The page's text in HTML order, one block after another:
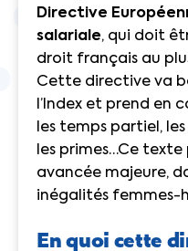
Directive
salariale, qui doit
droit français au
Cette directive va
l’Index et prend en
les temps partiel,
les primes…Ce
avancée majeure,
inégalités femmes-
En quoi cette